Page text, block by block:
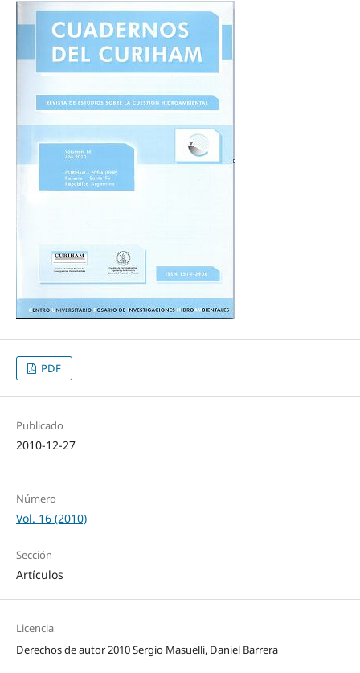
PDF
Publicado
2010-12-27
Número
Vol. 16 (2010)
Sección
Artículos
Licencia
Derechos de autor 2010 Sergio Masuelli, Daniel Barrera